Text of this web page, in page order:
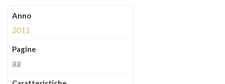
Anno
2011
Pagine
88